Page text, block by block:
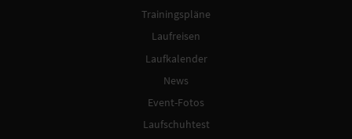
Trainingspläne
Laufreisen
Laufkalender
News
Event-Fotos
Laufschuhtest